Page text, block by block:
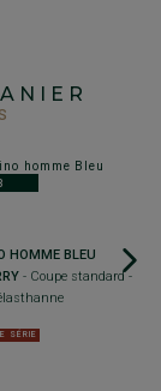
HOMME BLEU
- Coupe standard -
SÉRIE